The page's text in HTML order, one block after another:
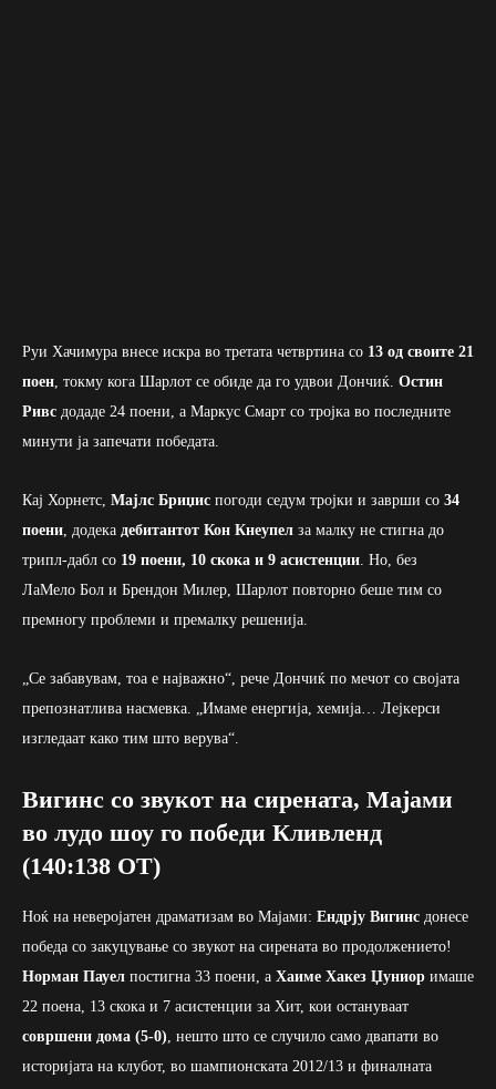
Руи Хачимура внесе искра во третата четвртина со 13 од своите 21
поен , токму кога Шарлот се обиде да го удвои Дончиќ. Остин
Ривс додаде 24 поени, а Маркус Смарт со тројка во последните
минути ја запечати победата.
Кај Хорнетс, Мајлс Бриџис погоди седум тројки и заврши со 34
поени , додека дебитантот Кон Кнеупел за малку не стигна до
трипл-дабл со 19 поени, 10 скока и 9 асистенции . Но, без
ЛаМело Бол и Брендон Милер, Шарлот повторно беше тим со
премногу проблеми и премалку решенија.
„Се забавувам, тоа е најважно“, рече Дончиќ по мечот со својата
препознатлива насмевка. „Имаме енергија, хемија… Лејкерси
изгледаат како тим што верува“.
Вигинс со звукот на сирената, Мајами
во лудо шоу го победи Кливленд
(140:138 ОТ)
Ноќ на неверојатен драматизам во Мајами: Ендрју Вигинс донесе
победа со закуцување со звукот на сирената во продолжението!
Норман Пауел постигна 33 поени, а Хаиме Хакез Џуниор имаше
22 поена, 13 скока и 7 асистенции за Хит, кои остануваат
совршени дома (5-0) , нешто што се случило само двапати во
историјата на клубот, во шампионската 2012/13 и финалната